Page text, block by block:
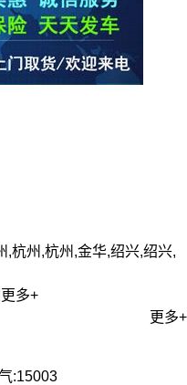
,杭州,杭州,金华,绍兴,绍兴,
更多+
更多+
:15003